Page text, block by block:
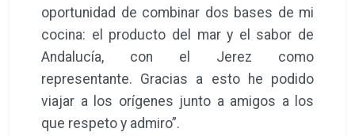
oportunidad de combinar dos bases de mi
cocina: el producto del mar y el sabor de
Andalucía, con el Jerez como
representante. Gracias a esto he podido
viajar a los orígenes junto a amigos a los
que respeto y admiro”.